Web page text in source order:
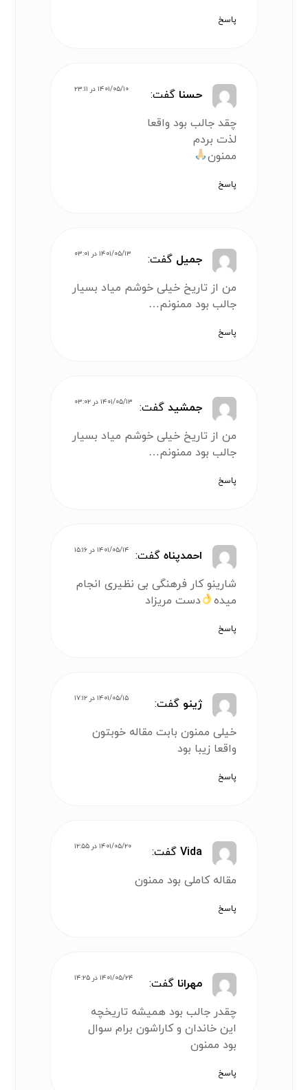
پاسخ
حسنا گفت: ۱۴۰۱/۰۵/۱۰ در ۲۳:۱۱
چقد جالب بود واقعا
لذت بردم
ممنون
پاسخ
جمیل گفت: ۱۴۰۱/۰۵/۱۳ در ۰۳:۰۱
من از تاریخ خیلی خوشم میاد بسیار
جالب بود ممنونم…
پاسخ
جمشید گفت: ۱۴۰۱/۰۵/۱۳ در ۰۳:۰۲
من از تاریخ خیلی خوشم میاد بسیار
جالب بود ممنونم…
پاسخ
احمدپناه گفت: ۱۴۰۱/۰۵/۱۴ در ۱۵:۱۶
شارینو کار فرهنگی بی نظیری انجام
میده
دست مریزاد
پاسخ
ژینو گفت: ۱۴۰۱/۰۵/۱۵ در ۱۷:۱۲
خیلی ممنون بابت مقاله خوبتون
واقعا زیبا بود
پاسخ
Vida گفت: ۱۴۰۱/۰۵/۲۰ در ۱۲:۵۵
مقاله کاملی بود ممنون
پاسخ
مهرانا گفت: ۱۴۰۱/۰۵/۲۴ در ۱۴:۲۵
چقدر جالب بود همیشه تاریخچه
این خاندان و کاراشون برام سوال
بود ممنون
پاسخ